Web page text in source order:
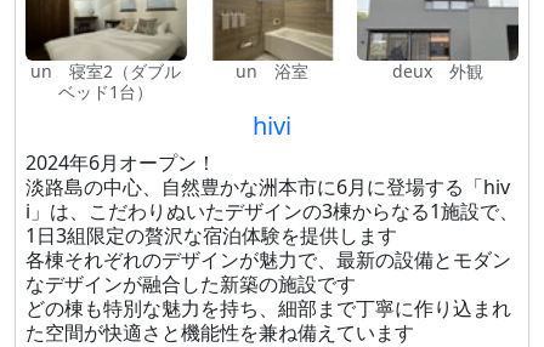
un 寝室2（ダブル
ベッド1台）
un 浴室 deux 外観
hivi
2024年6月オープン！
淡路島の中心、自然豊かな洲本市に6月に登場する「hiv
i」は、こだわりぬいたデザインの3棟からなる1施設で、
1日3組限定の贅沢な宿泊体験を提供します
各棟それぞれのデザインが魅力で、最新の設備とモダン
なデザインが融合した新築の施設です
どの棟も特別な魅力を持ち、細部まで丁寧に作り込まれ
た空間が快適さと機能性を兼ね備えています